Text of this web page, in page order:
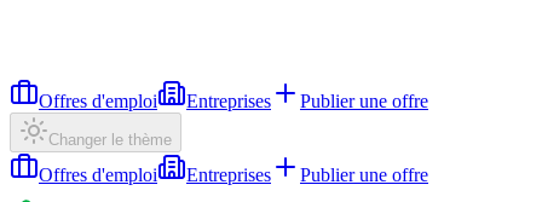
Offres d'emploi Entreprises Publier une offre
Changer le thème
Offres d'emploi Entreprises Publier une offre